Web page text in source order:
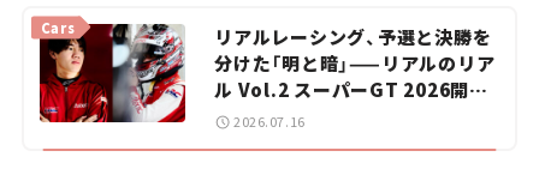
リアルレーシング、予選と決勝を
分けた「明と暗」——リアルのリア
ル Vol.2 スーパーGT 2026開幕
戦 岡山国際サーキット
Cars
2026.07.16